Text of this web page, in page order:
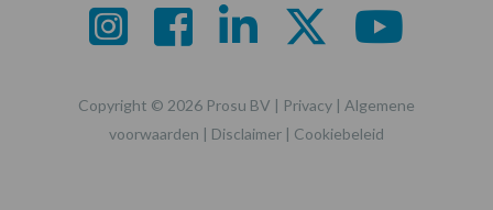
Copyright © 2026 Prosu BV | Privacy | Algemene
voorwaarden | Disclaimer | Cookiebeleid